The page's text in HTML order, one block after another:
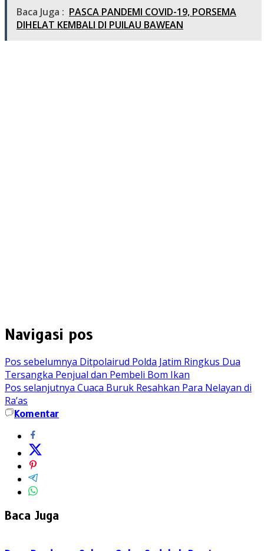
Baca Juga : PASCA PANDEMI COVID-19, PORSEMA
DIHELAT KEMBALI DI PUlLAU BAWEAN
Navigasi pos
Pos sebelumnya Ditpolairud Polda Jatim Ringkus Dua
Tersangka Penjual dan Pembeli Bom Ikan
Pos selanjutnya Cuaca Buruk Resahkan Para Nelayan di
Ra’as
Komentar
Baca Juga